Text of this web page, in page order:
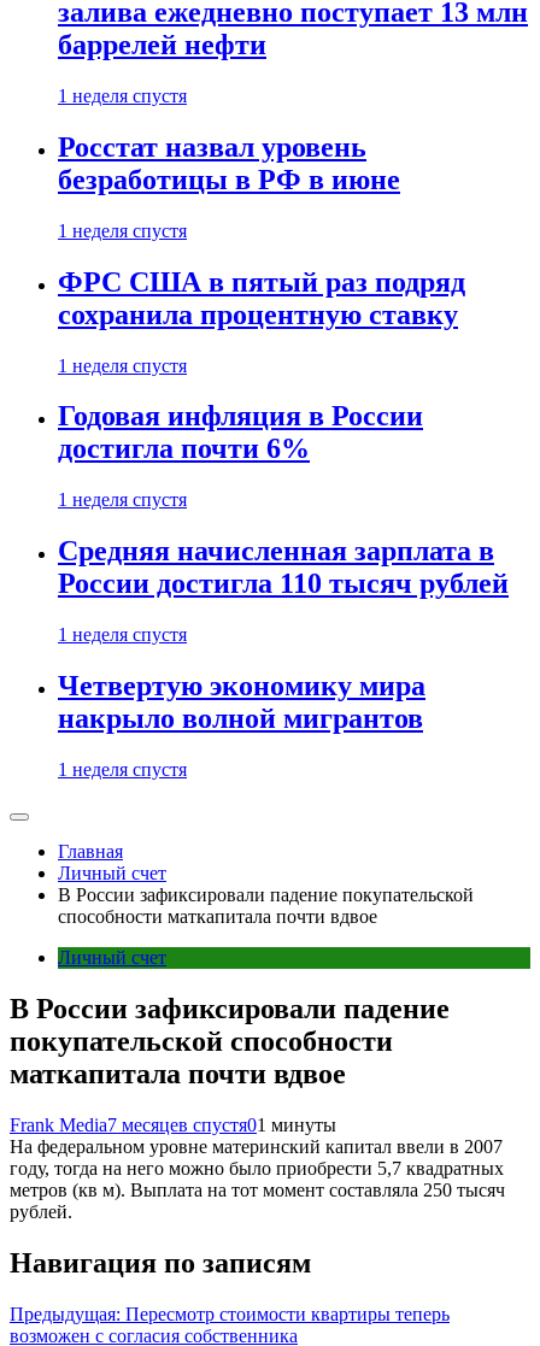
залива ежедневно поступает 13 млн
баррелей нефти
1 неделя спустя
Росстат назвал уровень
безработицы в РФ в июне
1 неделя спустя
ФРС США в пятый раз подряд
сохранила процентную ставку
1 неделя спустя
Годовая инфляция в России
достигла почти 6%
1 неделя спустя
Средняя начисленная зарплата в
России достигла 110 тысяч рублей
1 неделя спустя
Четвертую экономику мира
накрыло волной мигрантов
1 неделя спустя
Главная
Личный счет
В России зафиксировали падение покупательской
способности маткапитала почти вдвое
Личный счет
В России зафиксировали падение
покупательской способности
маткапитала почти вдвое
Frank Media7 месяцев спустя01 минуты
На федеральном уровне материнский капитал ввели в 2007
году, тогда на него можно было приобрести 5,7 квадратных
метров (кв м). Выплата на тот момент составляла 250 тысяч
рублей.
Навигация по записям
Предыдущая: Пересмотр стоимости квартиры теперь
возможен с согласия собственника